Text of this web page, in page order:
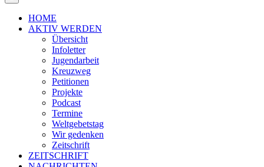
HOME
AKTIV WERDEN
Übersicht
Infoletter
Jugendarbeit
Kreuzweg
Petitionen
Projekte
Podcast
Termine
Weltgebetstag
Wir gedenken
Zeitschrift
ZEITSCHRIFT